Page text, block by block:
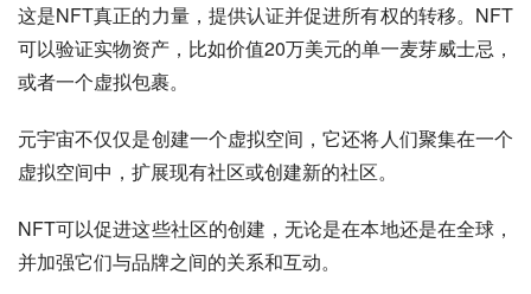
这是NFT真正的力量，提供认证并促进所有权的转移。NFT
可以验证实物资产，比如价值20万美元的单一麦芽威士忌，
或者一个虚拟包裹。
元宇宙不仅仅是创建一个虚拟空间，它还将人们聚集在一个
虚拟空间中，扩展现有社区或创建新的社区。
NFT可以促进这些社区的创建，无论是在本地还是在全球，
并加强它们与品牌之间的关系和互动。